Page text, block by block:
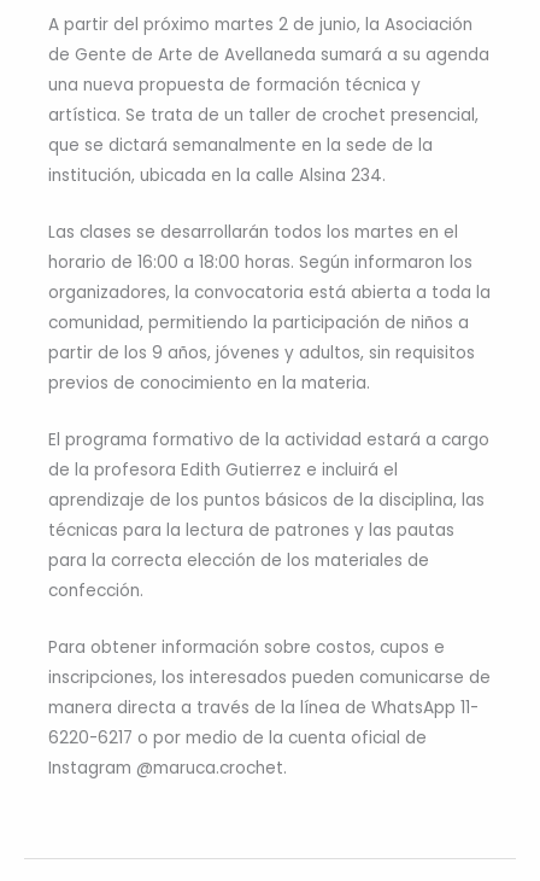
A partir del próximo martes 2 de junio, la Asociación
de Gente de Arte de Avellaneda sumará a su agenda
una nueva propuesta de formación técnica y
artística. Se trata de un taller de crochet presencial,
que se dictará semanalmente en la sede de la
institución, ubicada en la calle Alsina 234.
Las clases se desarrollarán todos los martes en el
horario de 16:00 a 18:00 horas. Según informaron los
organizadores, la convocatoria está abierta a toda la
comunidad, permitiendo la participación de niños a
partir de los 9 años, jóvenes y adultos, sin requisitos
previos de conocimiento en la materia.
El programa formativo de la actividad estará a cargo
de la profesora Edith Gutierrez e incluirá el
aprendizaje de los puntos básicos de la disciplina, las
técnicas para la lectura de patrones y las pautas
para la correcta elección de los materiales de
confección.
Para obtener información sobre costos, cupos e
inscripciones, los interesados pueden comunicarse de
manera directa a través de la línea de WhatsApp 11-
6220-6217 o por medio de la cuenta oficial de
Instagram @maruca.crochet.